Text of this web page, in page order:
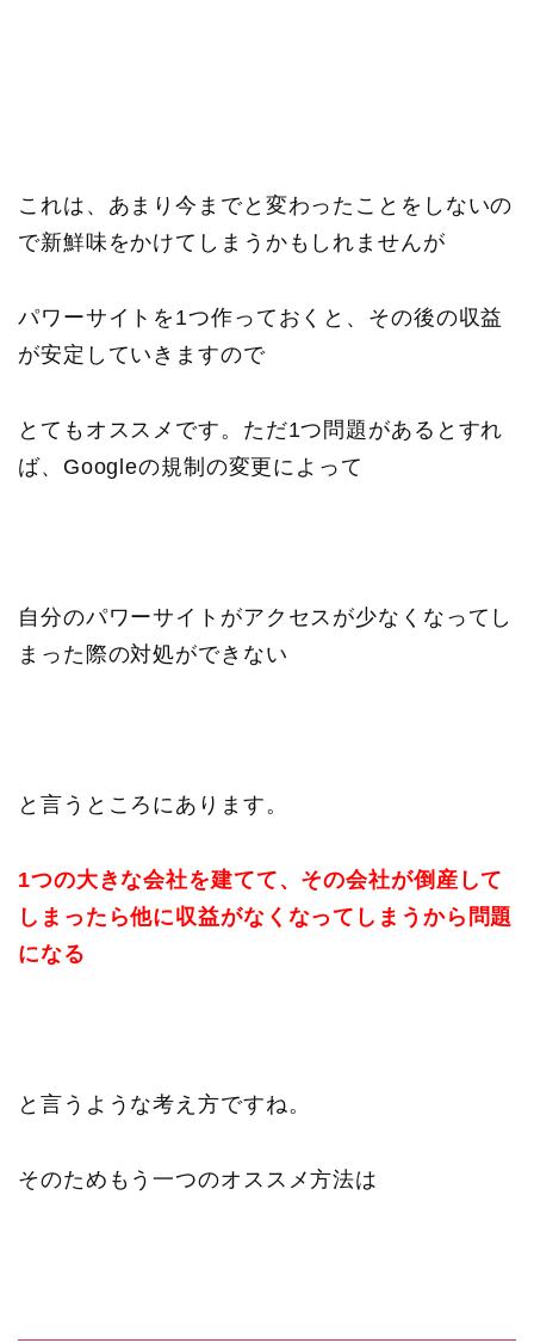
これは、あまり今までと変わったことをしないの
で新鮮味をかけてしまうかもしれませんが
パワーサイトを1つ作っておくと、その後の収益
が安定していきますので
とてもオススメです。ただ1つ問題があるとすれ
ば、Googleの規制の変更によって
自分のパワーサイトがアクセスが少なくなってし
まった際の対処ができない
と言うところにあります。
1つの大きな会社を建てて、その会社が倒産して
しまったら他に収益がなくなってしまうから問題
になる
と言うような考え方ですね。
そのためもう一つのオススメ方法は